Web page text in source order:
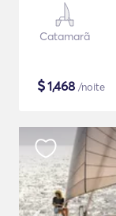
Catamarã
$1,468 /noite